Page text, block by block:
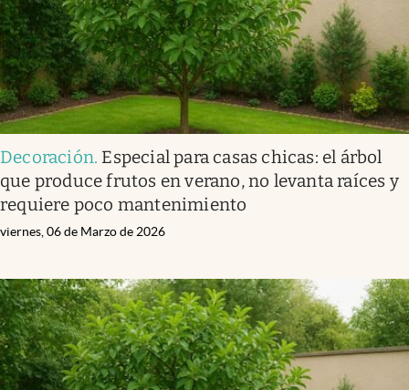
Decoración. Especial para casas chicas: el árbol
que produce frutos en verano, no levanta raíces y
requiere poco mantenimiento
viernes, 06 de Marzo de 2026